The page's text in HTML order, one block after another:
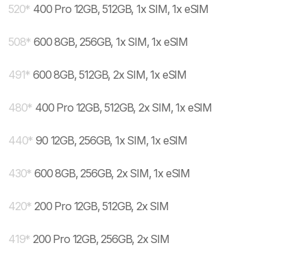
520* 400 Pro 12GB, 512GB, 1x SIM, 1x eSIM
508* 600 8GB, 256GB, 1x SIM, 1x eSIM
491* 600 8GB, 512GB, 2x SIM, 1x eSIM
480* 400 Pro 12GB, 512GB, 2x SIM, 1x eSIM
440* 90 12GB, 256GB, 1x SIM, 1x eSIM
430* 600 8GB, 256GB, 2x SIM, 1x eSIM
420* 200 Pro 12GB, 512GB, 2x SIM
419* 200 Pro 12GB, 256GB, 2x SIM